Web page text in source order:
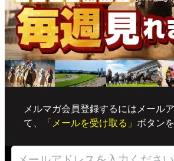
メルマガ会員登録するにはメール
て、
「メールを受け取る」 ボタン